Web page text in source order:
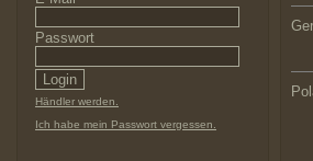
Passwort
Händler werden.
Ich habe mein Passwort vergessen.